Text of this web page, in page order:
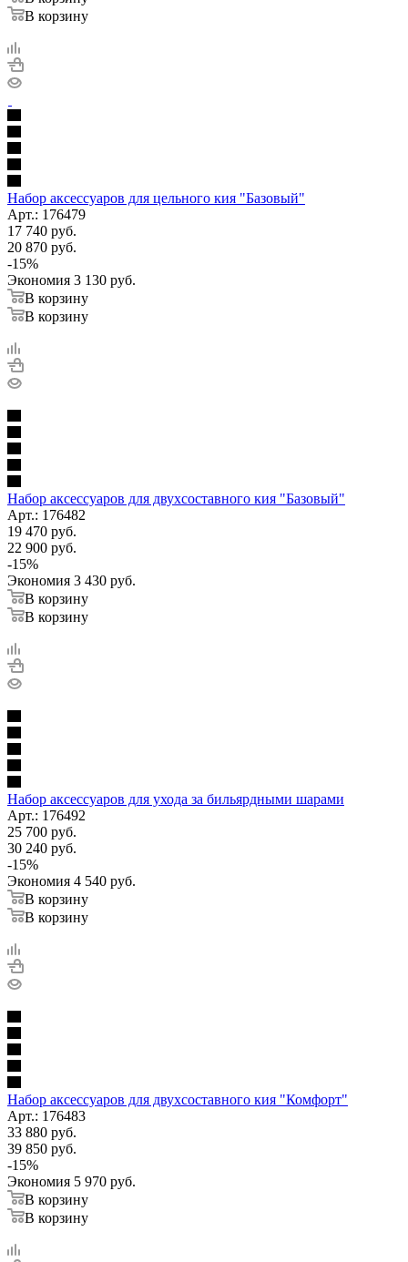
В корзину
Набор аксессуаров для цельного кия "Базовый"
Арт.: 176479
17 740 руб.
20 870 руб.
-15%
Экономия 3 130 руб.
В корзину
В корзину
Набор аксессуаров для двухсоставного кия "Базовый"
Арт.: 176482
19 470 руб.
22 900 руб.
-15%
Экономия 3 430 руб.
В корзину
В корзину
Набор аксессуаров для ухода за бильярдными шарами
Арт.: 176492
25 700 руб.
30 240 руб.
-15%
Экономия 4 540 руб.
В корзину
В корзину
Набор аксессуаров для двухсоставного кия "Комфорт"
Арт.: 176483
33 880 руб.
39 850 руб.
-15%
Экономия 5 970 руб.
В корзину
В корзину